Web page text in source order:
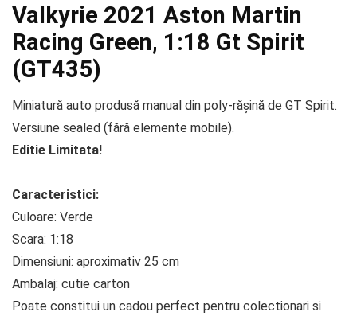
Valkyrie 2021 Aston Martin
Racing Green, 1:18 Gt Spirit
(GT435)
Miniatură auto produsă manual din poly-rășină de GT Spirit.
Versiune sealed (fără elemente mobile).
Editie Limitata!
Caracteristici:
Culoare: Verde
Scara: 1:18
Dimensiuni: aproximativ 25 cm
Ambalaj: cutie carton
Poate constitui un cadou perfect pentru colectionari si